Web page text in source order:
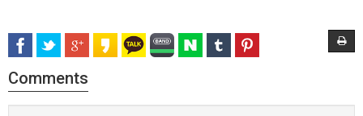
Comments